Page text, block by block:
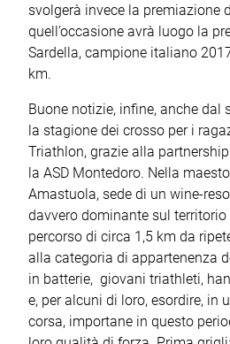
svolgerà invece la premiazione
quell’occasione avrà luogo la
Sardella, campione italiano
km.
Buone notizie, infine, anche dal
la stagione dei crosso per i
Triathlon, grazie alla
la ASD Montedoro. Nella
Amastuola, sede di un wine-
davvero dominante sul
percorso di circa 1,5 km da
alla categoria di appartenenza
in batterie, giovani triathleti,
e, per alcuni di loro, esordire, in
corsa, importane in questo